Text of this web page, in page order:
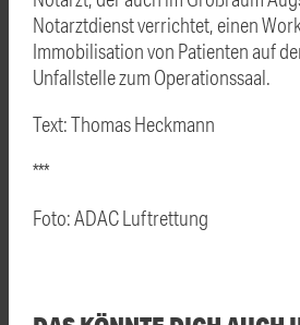
Notarztdienst verrichtet, einen
Immobilisation von Patienten auf
Unfallstelle zum Operationssaal.
Text: Thomas Heckmann
***
Foto: ADAC Luftrettung